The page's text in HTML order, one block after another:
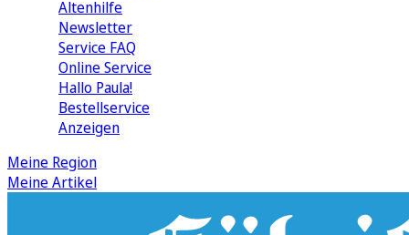
Altenhilfe
Newsletter
Service FAQ
Online Service
Hallo Paula!
Bestellservice
Anzeigen
Meine Region
Meine Artikel